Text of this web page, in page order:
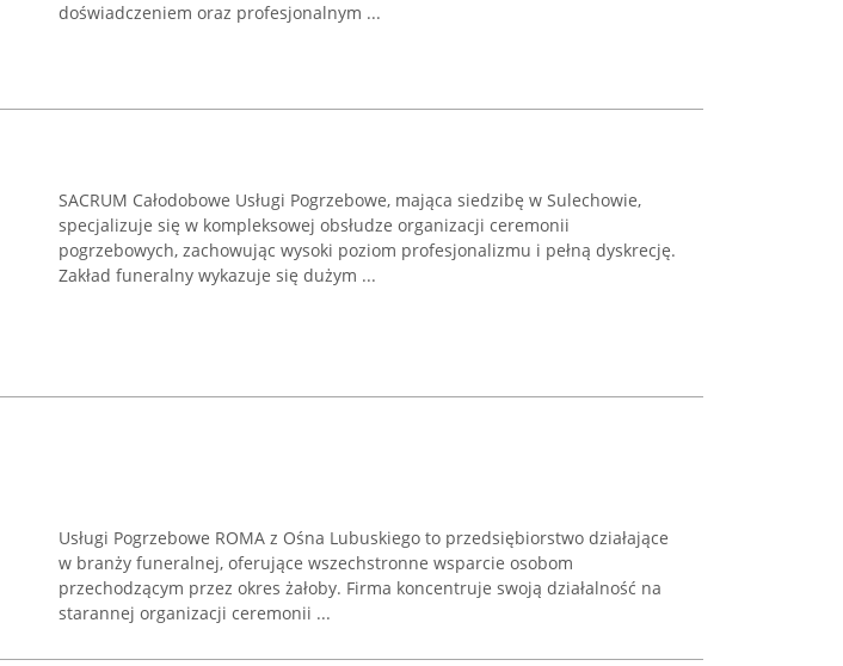
doświadczeniem oraz profesjonalnym ...
SACRUM Całodobowe Usługi Pogrzebowe, mająca siedzibę w Sulechowie,
specjalizuje się w kompleksowej obsłudze organizacji ceremonii
pogrzebowych, zachowując wysoki poziom profesjonalizmu i pełną dyskrecję.
Zakład funeralny wykazuje się dużym ...
Usługi Pogrzebowe ROMA z Ośna Lubuskiego to przedsiębiorstwo działające
w branży funeralnej, oferujące wszechstronne wsparcie osobom
przechodzącym przez okres żałoby. Firma koncentruje swoją działalność na
starannej organizacji ceremonii ...